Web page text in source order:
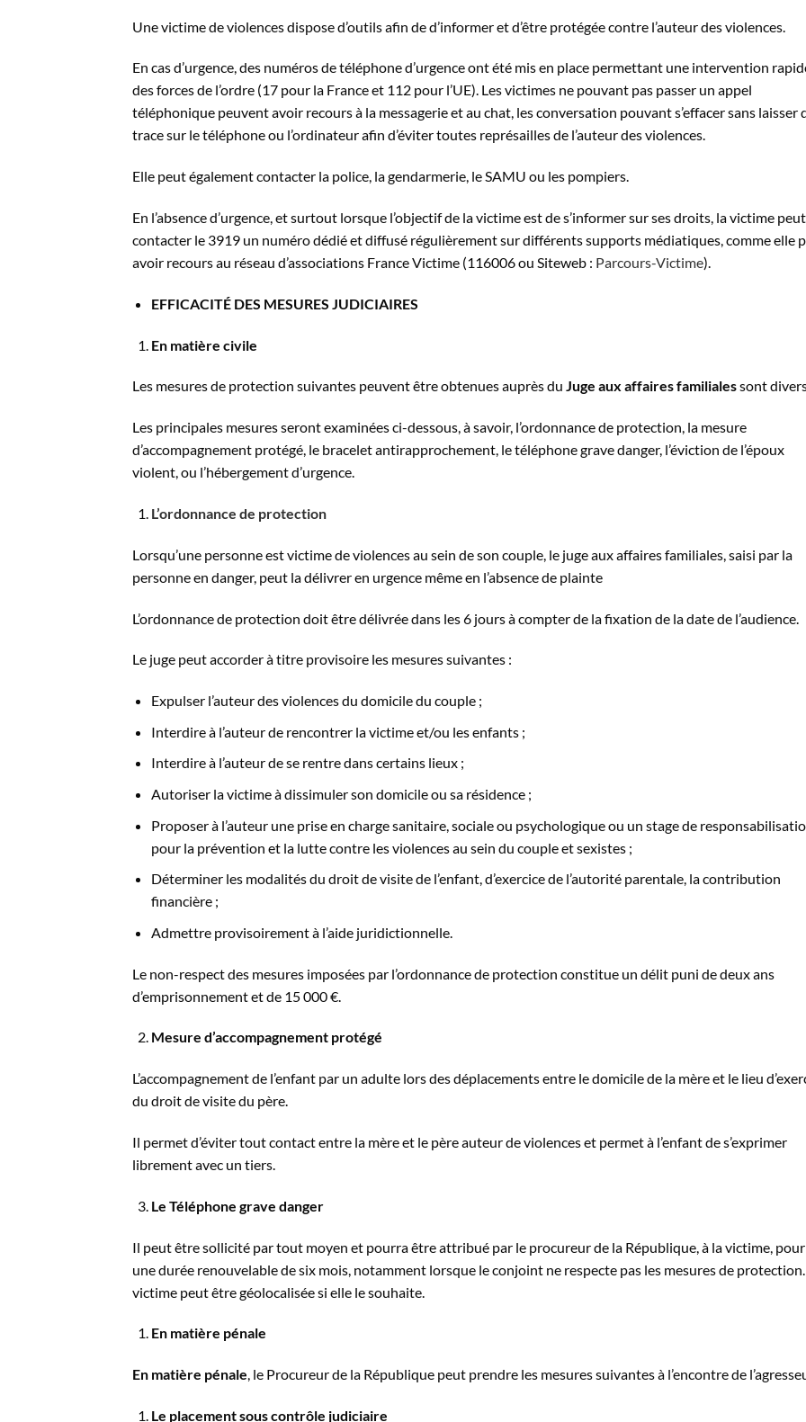
Une victime de violences dispose d’outils afin de d’informer et d’être protégée contre l’auteur des violences.
En cas d’urgence, des numéros de téléphone d’urgence ont été mis en place permettant une intervention
des forces de l’ordre (17 pour la France et 112 pour l’UE). Les victimes ne pouvant pas passer un appel
téléphonique peuvent avoir recours à la messagerie et au chat, les conversation pouvant s’effacer sans laisser
trace sur le téléphone ou l’ordinateur afin d’éviter toutes représailles de l’auteur des violences.
Elle peut également contacter la police, la gendarmerie, le SAMU ou les pompiers.
En l’absence d’urgence, et surtout lorsque l’objectif de la victime est de s’informer sur ses droits, la victime peut
contacter le 3919 un numéro dédié et diffusé régulièrement sur différents supports médiatiques, comme elle
avoir recours au réseau d’associations France Victime (116006 ou Siteweb : Parcours-Victime).
EFFICACITÉ DES MESURES JUDICIAIRES
En matière civile
Les mesures de protection suivantes peuvent être obtenues auprès du Juge aux affaires familialessont
Les principales mesures seront examinées ci-dessous, à savoir, l’ordonnance de protection, la mesure
d’accompagnement protégé, le bracelet antirapprochement, le téléphone grave danger, l’éviction de l’époux
violent, ou l’hébergement d’urgence.
L’ordonnance de protection
Lorsqu’une personne est victime de violences au sein de son couple, le juge aux affaires familiales, saisi par la
personne en danger, peut la délivrer en urgence même en l’absence de plainte
L’ordonnance de protection doit être délivrée dans les 6 jours à compter de la fixation de la date de l’audience.
Le juge peut accorder à titre provisoire les mesures suivantes :
Expulser l’auteur des violences du domicile du couple ;
Interdire à l’auteur de rencontrer la victime et/ou les enfants ;
Interdire à l’auteur de se rentre dans certains lieux ;
Autoriser la victime à dissimuler son domicile ou sa résidence ;
Proposer à l’auteur une prise en charge sanitaire, sociale ou psychologique ou un stage de
pour la prévention et la lutte contre les violences au sein du couple et sexistes ;
Déterminer les modalités du droit de visite de l’enfant, d’exercice de l’autorité parentale, la contribution
financière ;
Admettre provisoirement à l’aide juridictionnelle.
Le non-respect des mesures imposées par l’ordonnance de protection constitue un délit puni de deux ans
d’emprisonnement et de 15 000 €.
Mesure d’accompagnement protégé
L’accompagnement de l’enfant par un adulte lors des déplacements entre le domicile de la mère et le lieu
du droit de visite du père.
Il permet d’éviter tout contact entre la mère et le père auteur de violences et permet à l’enfant de s’exprimer
librement avec un tiers.
Le Téléphone grave danger
Il peut être sollicité par tout moyen et pourra être attribué par le procureur de la République, à la victime, pour
une durée renouvelable de six mois, notamment lorsque le conjoint ne respecte pas les mesures de
victime peut être géolocalisée si elle le souhaite.
En matière pénale
En matière pénale, le Procureur de la République peut prendre les mesures suivantes à l’encontre de
Le placement sous contrôle judiciaire